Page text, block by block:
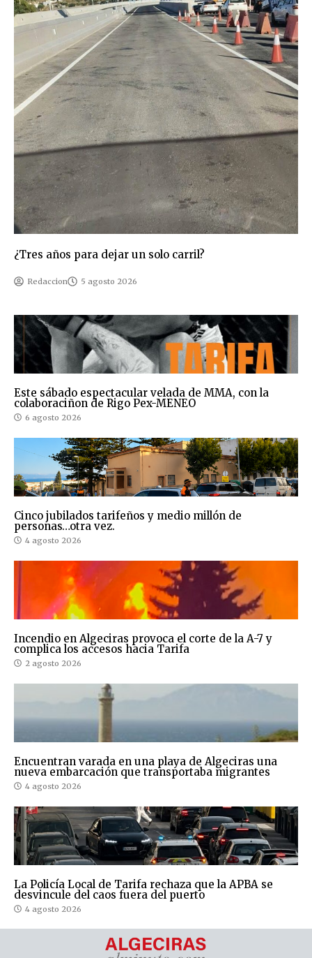
¿Tres años para dejar un solo carril?
Redaccion 5 agosto 2026
Este sábado espectacular velada de MMA, con la
colaboraciñon de Rigo Pex-MENEO
6 agosto 2026
Cinco jubilados tarifeños y medio millón de
personas…otra vez.
4 agosto 2026
Incendio en Algeciras provoca el corte de la A-7 y
complica los accesos hacia Tarifa
2 agosto 2026
Encuentran varada en una playa de Algeciras una
nueva embarcación que transportaba migrantes
4 agosto 2026
La Policía Local de Tarifa rechaza que la APBA se
desvincule del caos fuera del puerto
4 agosto 2026